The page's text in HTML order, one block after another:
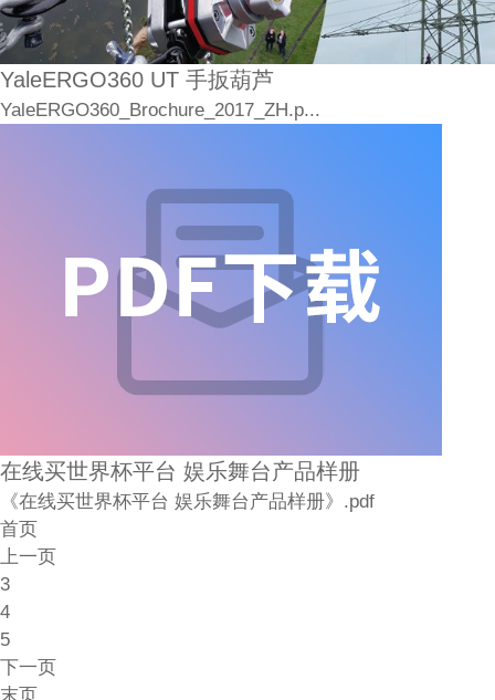
YaleERGO360 UT 手扳葫芦
YaleERGO360_Brochure_2017_ZH.p...
在线买世界杯平台 娱乐舞台产品样册
《在线买世界杯平台 娱乐舞台产品样册》.pdf
首页
上一页
3
4
5
下一页
末页